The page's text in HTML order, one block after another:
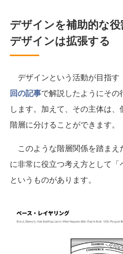
デザインを補助的な役
デザインは拡張する
デザインという活動が目指す
回の記事で解説したようにそ
します。加えて、その主体は
階層に分けることができます。
このような階層関係を踏まえ
に非常に役立つ考え方として「
というものがあります。